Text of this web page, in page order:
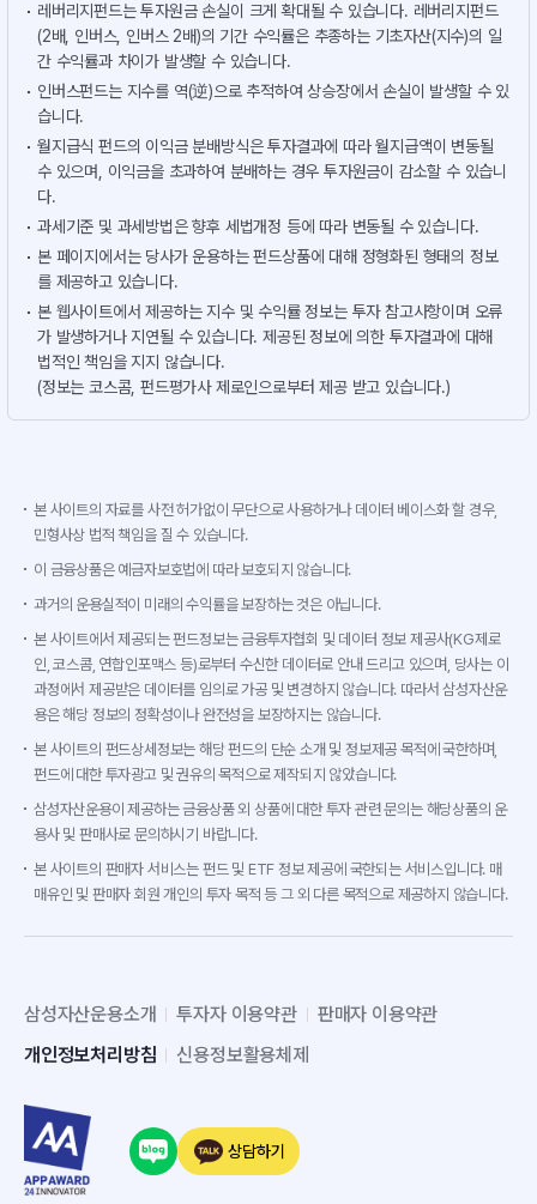
레버리지펀드는 투자원금 손실이 크게 확대될 수 있습니다. 레버리지펀드
(2배, 인버스, 인버스 2배)의 기간 수익률은 추종하는 기초자산(지수)의 일
간 수익률과 차이가 발생할 수 있습니다.
인버스펀드는 지수를 역(逆)으로 추적하여 상승장에서 손실이 발생할 수 있
습니다.
월지급식 펀드의 이익금 분배방식은 투자결과에 따라 월지급액이 변동될
수 있으며, 이익금을 초과하여 분배하는 경우 투자원금이 감소할 수 있습니
다.
과세기준 및 과세방법은 향후 세법개정 등에 따라 변동될 수 있습니다.
본 페이지에서는 당사가 운용하는 펀드상품에 대해 정형화된 형태의 정보
를 제공하고 있습니다.
본 웹사이트에서 제공하는 지수 및 수익률 정보는 투자 참고사항이며 오류
가 발생하거나 지연될 수 있습니다. 제공된 정보에 의한 투자결과에 대해
법적인 책임을 지지 않습니다.
(정보는 코스콤, 펀드평가사 제로인으로부터 제공 받고 있습니다.)
본 사이트의 자료를 사전 허가없이 무단으로 사용하거나 데이터 베이스화 할 경우,
민형사상 법적 책임을 질 수 있습니다.
이 금융상품은 예금자보호법에 따라 보호되지 않습니다.
과거의 운용실적이 미래의 수익률을 보장하는 것은 아닙니다.
본 사이트에서 제공되는 펀드정보는 금융투자협회 및 데이터 정보 제공사(KG제로
인, 코스콤, 연합인포맥스 등)로부터 수신한 데이터로 안내 드리고 있으며, 당사는 이
과정에서 제공받은 데이터를 임의로 가공 및 변경하지 않습니다. 따라서 삼성자산운
용은 해당 정보의 정확성이나 완전성을 보장하지는 않습니다.
본 사이트의 펀드상세정보는 해당 펀드의 단순 소개 및 정보제공 목적에 국한하며,
펀드에 대한 투자광고 및 권유의 목적으로 제작되지 않았습니다.
삼성자산운용이 제공하는 금융상품 외 상품에 대한 투자 관련 문의는 해당상품의 운
용사 및 판매사로 문의하시기 바랍니다.
본 사이트의 판매자 서비스는 펀드 및 ETF 정보 제공에 국한되는 서비스입니다. 매
매유인 및 판매자 회원 개인의 투자 목적 등 그 외 다른 목적으로 제공하지 않습니다.
삼성자산운용소개 투자자 이용약관
판매자 이용약관
개인정보처리방침
신용정보활용체제
상담하기